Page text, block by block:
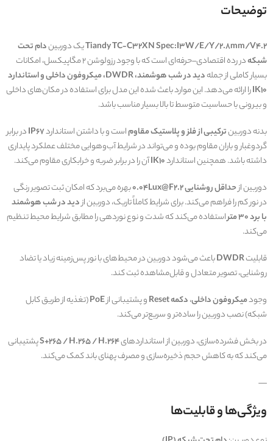
توضیحات
Tiandy TC‑C32XN Spec:I3W/E/Y/2.8mm/V4.2یک دوربیندام تحت
شبکه
در رده اقتصادی–حرفه‌ای است که با وجود رزولوشن 2 مگاپیکسل، امکانات
بسیار کاملی از جمله
دید در شب هوشمند، DWDR، میکروفون داخلی و استاندارد
IK10را ارائه می‌دهد. این موارد باعث شده این مدل برای استفاده در مکان‌های داخلی
و بیرونی با حساسیت متوسط تا بالا بسیار مناسب باشد.
بدنه دوربینترکیبی از فلز و پلاستیک مقاوماست و با داشتن استانداردIP67در برابر
گردوغبار و باران مقاوم بوده و می‌تواند در شرایط آب‌وهوایی مختلف عملکرد پایداری
داشته باشد. همچنین استانداردIK10آن را در برابر ضربه و خرابکاری مقاوم می‌کند.
دوربین ازحداقل روشنایی 0.04Lux@F2.2
بهره می‌برد که امکان ثبت تصویر رنگی
در نور کم را فراهم می‌کند. برای شرایط کاملاً تاریک، دوربین ازدید در شب هوشمند
با برد 30 متر
استفاده می‌کند که شدت و نوع نوردهی را مطابق شرایط محیط تنظیم
می‌کند.
قابلیتDWDRباعث می‌شود دوربین در محیط‌های با نور پس‌زمینه زیاد یا تضاد
روشنایی، تصویر متعادل و قابل‌مشاهده ثبت کند.
وجودمیکروفون داخلی،دکمه Reset و پشتیبانی ازPoE(تغذیه از طریق کابل
شبکه) نصب دوربین را ساده‌تر و سریع‌تر می‌کند.
در بخش فشرده‌سازی، دوربین از استانداردهایS+265 / H.265 / H.264پشتیبانی
می‌کند که به کاهش حجم ذخیره‌سازی و مصرف پهنای باند کمک می‌کند.
—
ویژگی‌ها و قابلیت‌ها